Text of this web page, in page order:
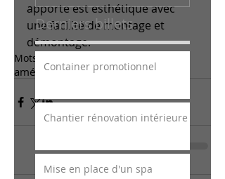
apporte est esthétique avec
une facilité de montage et
démontage.
Mots-clés :
aménagement extérieur
Derniers billets
Container promotionnel
Chantier rénovation intérieure
Mise en place d'un spa